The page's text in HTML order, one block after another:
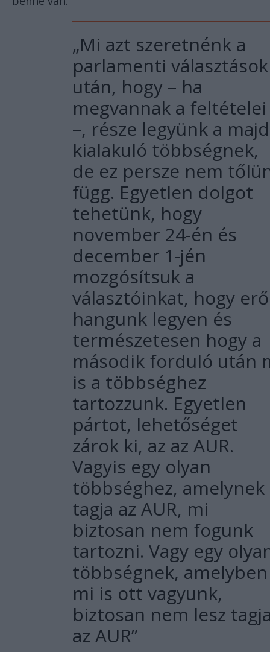
„Mi azt szeretnénk a
parlamenti választások
után, hogy – ha
megvannak a feltételei
–, része legyünk a majd
kialakuló többségnek,
de ez persze nem
függ. Egyetlen dolgot
tehetünk, hogy
november 24-én és
december 1-jén
mozgósítsuk a
választóinkat, hogy
hangunk legyen és
természetesen hogy a
második forduló után
is a többséghez
tartozzunk. Egyetlen
pártot, lehetőséget
zárok ki, az az AUR.
Vagyis egy olyan
többséghez, amelynek
tagja az AUR, mi
biztosan nem fogunk
tartozni. Vagy egy
többségnek, amelyben
mi is ott vagyunk,
biztosan nem lesz
az AUR”